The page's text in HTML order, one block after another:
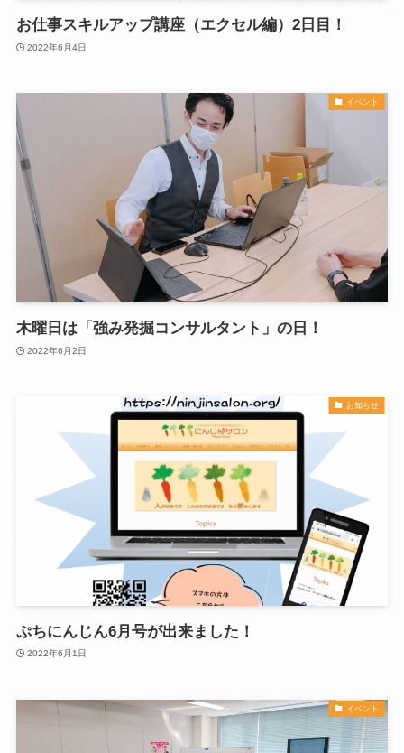
お仕事スキルアップ講座（エクセル編）2日目！
2022年6月4日
イベント
木曜日は「強み発掘コンサルタント」の日！
2022年6月2日
お知らせ
ぷちにんじん6月号が出来ました！
2022年6月1日
イベント